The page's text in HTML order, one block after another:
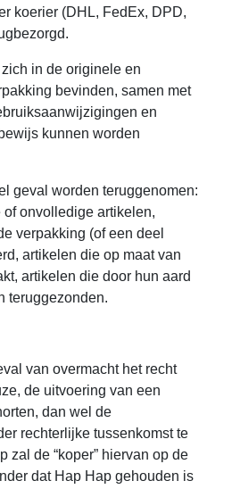
koerier (DHL, FedEx, DPD,
in de originele en
bevinden, samen met
en
kunnen worden
geval worden teruggenomen:
onvolledige artikelen,
verpakking (of een deel
artikelen die op maat van
artikelen die door hun aard
teruggezonden.
van overmacht het recht
de uitvoering van een
dan wel de
rechterlijke tussenkomst te
zal de “koper” hiervan op de
dat Hap Hap gehouden is